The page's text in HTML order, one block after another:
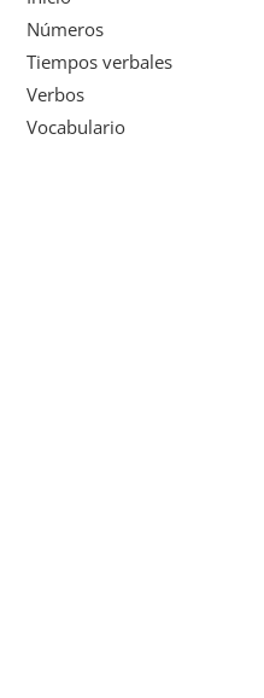
Números
Tiempos verbales
Verbos
Vocabulario